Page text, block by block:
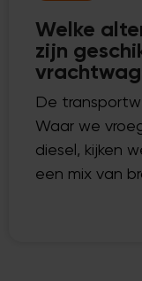
Welke
zijn
De
Waar we
diesel, kijken
een mix van